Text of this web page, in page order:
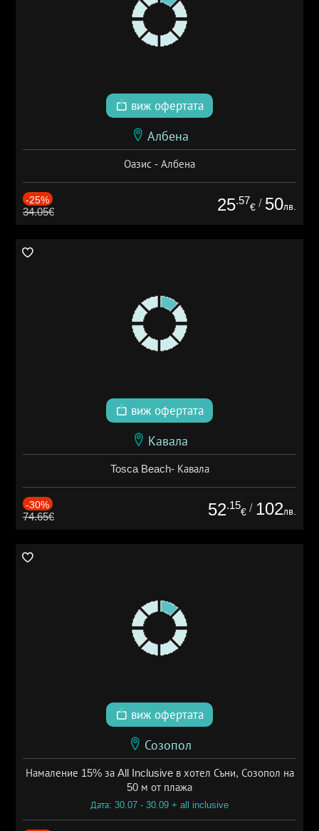
виж офертата
Албена
Оазис - Албена
-25%
34.05€ 25.57
€ / 50лв.
виж офертата
Кавала
Tosca Beach- Кавала
-30%
74.65€ 52.15
€ / 102лв.
виж офертата
Созопол
Намаление 15% за All Inclusive в хотел Съни, Созопол на
50 м от плажа
Дата: 30.07 - 30.09 + all inclusive